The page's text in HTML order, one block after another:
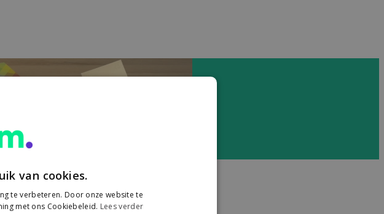
van cookies.
te verbeteren. Door onze website te
met ons Cookiebeleid. Lees verder